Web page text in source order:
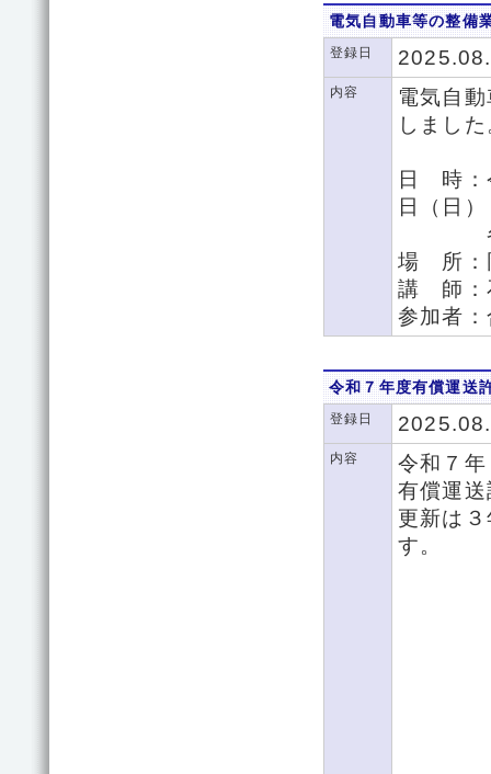
電気自動車等の整備
登録日
内容
電気自
しまし
日 時：
日（日）
各日
場 所：
講 師：
参加者
令和７年度有償運送
登録日
内容
令和７
有償運
更新は
す。